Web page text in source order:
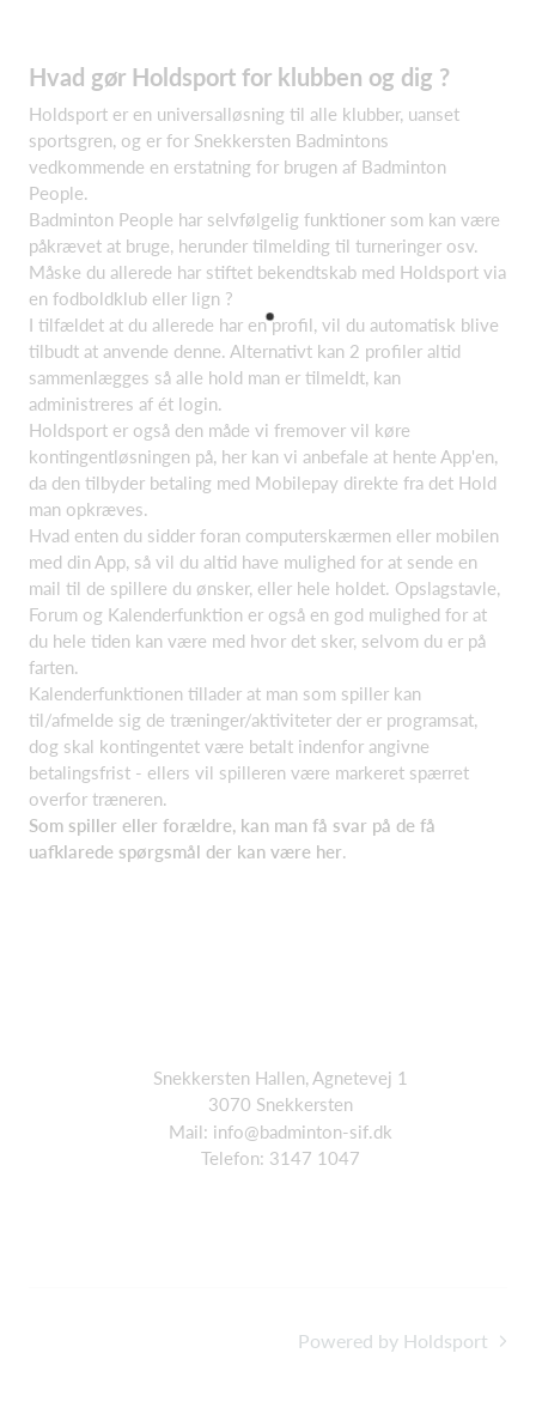
Hvad gør Holdsport for klubben og dig ?
Holdsport er en universalløsning til alle klubber, uanset
sportsgren, og er for Snekkersten Badmintons
vedkommende en erstatning for brugen af Badminton
People.
Badminton People har selvfølgelig funktioner som kan være
påkrævet at bruge, herunder tilmelding til turneringer osv.
Måske du allerede har stiftet bekendtskab med Holdsport via
en fodboldklub eller lign ?
I tilfældet at du allerede har en profil, vil du automatisk blive
tilbudt at anvende denne. Alternativt kan 2 profiler altid
sammenlægges så alle hold man er tilmeldt, kan
administreres af ét login.
Holdsport er også den måde vi fremover vil køre
kontingentløsningen på, her kan vi anbefale at hente App'en,
da den tilbyder betaling med Mobilepay direkte fra det Hold
man opkræves.
Hvad enten du sidder foran computerskærmen eller mobilen
med din App, så vil du altid have mulighed for at sende en
mail til de spillere du ønsker, eller hele holdet. Opslagstavle,
Forum og Kalenderfunktion er også en god mulighed for at
du hele tiden kan være med hvor det sker, selvom du er på
farten.
Kalenderfunktionen tillader at man som spiller kan
til/afmelde sig de træninger/aktiviteter der er programsat,
dog skal kontingentet være betalt indenfor angivne
betalingsfrist - ellers vil spilleren være markeret spærret
overfor træneren.
Som spiller eller forældre, kan man få svar på de få
uafklarede spørgsmål der kan være her.
Snekkersten Hallen, Agnetevej 1
3070 Snekkersten
Mail: info@badminton-sif.dk
Telefon: 3147 1047
Powered by Holdsport